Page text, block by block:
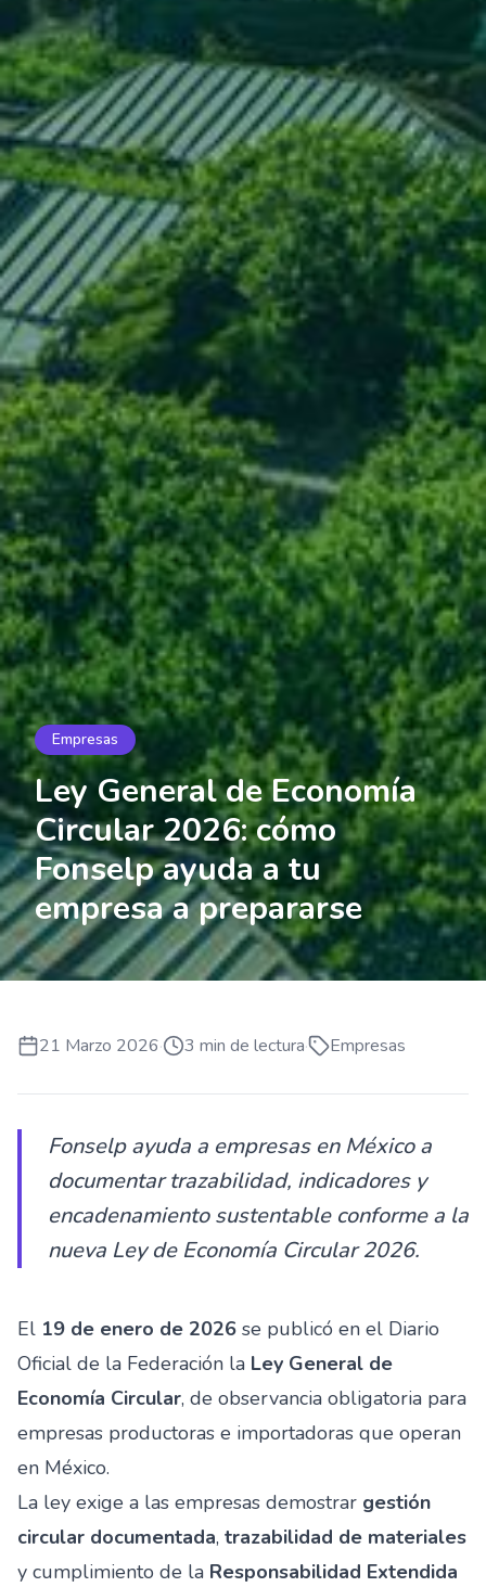
Empresas
Ley General de Economía
Circular 2026: cómo
Fonselp ayuda a tu
empresa a prepararse
21 Marzo 2026· 3 min de lectura· Empresas
Fonselp ayuda a empresas en México a
documentar trazabilidad, indicadores y
encadenamiento sustentable conforme a la
nueva Ley de Economía Circular 2026.
El 19 de enero de 2026 se publicó en el Diario
Oficial de la Federación la Ley General de
Economía Circular, de observancia obligatoria para
empresas productoras e importadoras que operan
en México.
La ley exige a las empresas demostrar gestión
circular documentada, trazabilidad de materiales
y cumplimiento de la Responsabilidad Extendida